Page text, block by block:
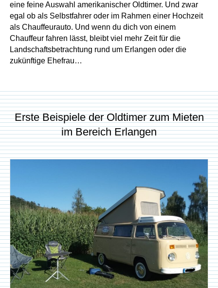
eine feine Auswahl amerikanischer Oldtimer. Und zwar
egal ob als Selbstfahrer oder im Rahmen einer Hochzeit
als Chauffeurauto. Und wenn du dich von einem
Chauffeur fahren lässt, bleibt viel mehr Zeit für die
Landschaftsbetrachtung rund um Erlangen oder die
zukünftige Ehefrau…
Erste Beispiele der Oldtimer zum Mieten
im Bereich Erlangen